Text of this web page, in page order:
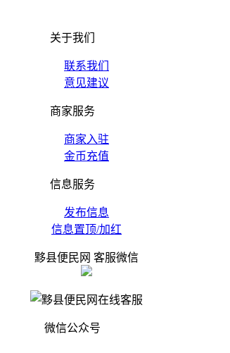
关于我们
联系我们
意见建议
商家服务
商家入驻
金币充值
信息服务
发布信息
信息置顶/加红
黟县便民网 客服微信
微信公众号